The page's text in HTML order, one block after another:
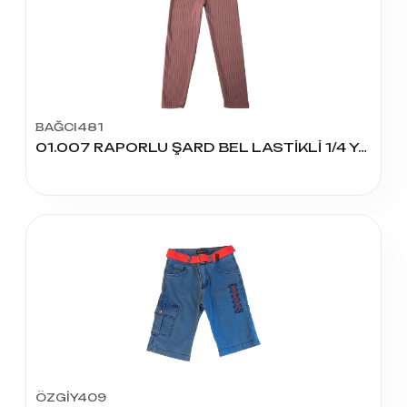
BAĞCI481
01.007 RAPORLU ŞARD BEL LASTİKLİ 1/4 YAŞ TAYT
ÖZGİY409